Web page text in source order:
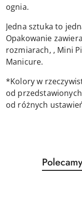
ognia.
Jedna sztuka to
Opakowanie
rozmiarach, , Mini
Manicure.
*Kolory w
od
od różnych
Pomiń karuzelę
Produkty
o
Polecamy